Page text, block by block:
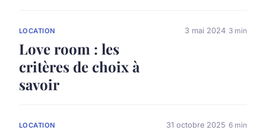
LOCATION
Love room : les
critères de choix à
savoir
3 mai 2024 3 min
LOCATION 31 octobre 2025 6 min